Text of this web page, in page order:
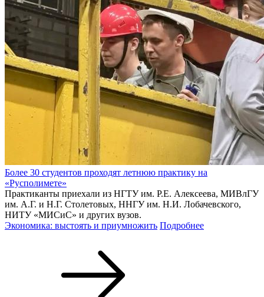
Более 30 студентов проходят летнюю практику на
«Русполимете»
Практиканты приехали из НГТУ им. Р.Е. Алексеева, МИВлГУ
им. А.Г. и Н.Г. Столетовых, ННГУ им. Н.И. Лобачевского,
НИТУ «МИСиС» и других вузов.
Экономика: выстоять и приумножить Подробнее